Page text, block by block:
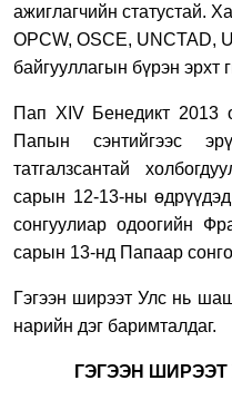
ажиглагчийн статустай.
OPCW, OSCE, UNCTAD,
байгууллагын бүрэн эрхт
Пап XIV Бенедикт 2013
Папын сэнтийгээс
татгалзсантай
сарын 12-13-ны
сонгуулиар одоогийн
сарын 13-нд Папаар
Гэгээн ширээт Улс нь
нарийн дэг баримталдаг.
ГЭГЭЭН